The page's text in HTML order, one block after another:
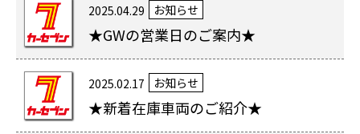
2025.04.29 お知らせ
★GWの営業日のご案内★
2025.02.17 お知らせ
★新着在庫車両のご紹介★